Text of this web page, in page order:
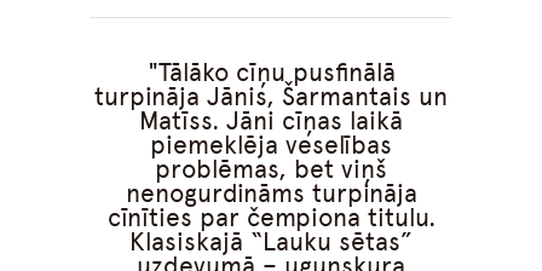
Tālāko cīņu pusfinālā
turpināja Jānis, Šarmantais un
Matīss. Jāni cīņas laikā
piemeklēja veselības
problēmas, bet viņš
nenogurdināms turpināja
cīnīties par čempiona titulu.
Klasiskajā “Lauku sētas”